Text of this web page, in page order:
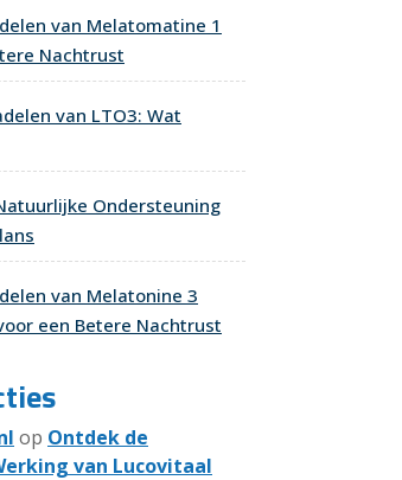
van Melatomatine 1
Nachtrust
van LTO3: Wat
Ondersteuning
van Melatonine 3
een Betere Nachtrust
op Ontdek de
van Lucovitaal